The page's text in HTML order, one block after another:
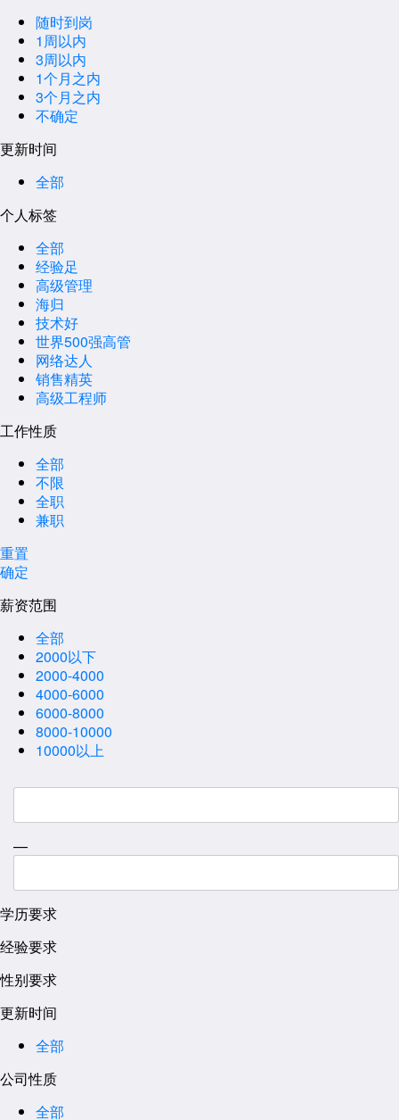
随时到岗
1周以内
3周以内
1个月之内
3个月之内
不确定
更新时间
全部
个人标签
全部
经验足
高级管理
海归
技术好
世界500强高管
网络达人
销售精英
高级工程师
工作性质
全部
不限
全职
兼职
重置
确定
薪资范围
全部
2000以下
2000-4000
4000-6000
6000-8000
8000-10000
10000以上
—
学历要求
经验要求
性别要求
更新时间
全部
公司性质
全部